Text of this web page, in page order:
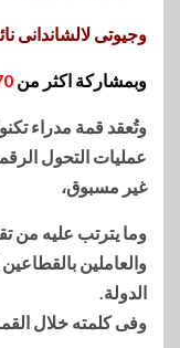
وجيوتى
وبمشاركة اكثر من
وتُعقد قمة مدراء
عمليات التحول
غير مسبوق،
وما يترتب عليه من
والعاملين
الدولة.
وفى كلمته خلال